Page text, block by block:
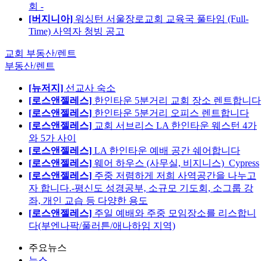
회 -
[버지니아] 워싱턴 서울장로교회 교육국 풀타임 (Full-
Time) 사역자 청빙 공고
교회 부동산/렌트
부동산/렌트
[뉴저지] 선교사 숙소
[로스앤젤레스] 한인타운 5분거리 교회 장소 렌트합니다
[로스앤젤레스] 한인타운 5분거리 오피스 렌트합니다
[로스앤젤레스] 교회 서브리스 LA 한인타운 웨스턴 4가
와 5가 사이
[로스앤젤레스] LA 한인타운 예배 공간 쉐어합니다
[로스앤젤레스] 웨어 하우스 (사무실, 비지니스)_Cypress
[로스앤젤레스] 주중 저렴하게 저희 사역공간을 나누고
자 합니다.-평신도 성경공부, 소규모 기도회, 소그룹 강
좌, 개인 교습 등 다양한 용도
[로스앤젤레스] 주일 예배와 주중 모임장소를 리스합니
다(부엔나팍/풀러튼/애나하임 지역)
주요뉴스